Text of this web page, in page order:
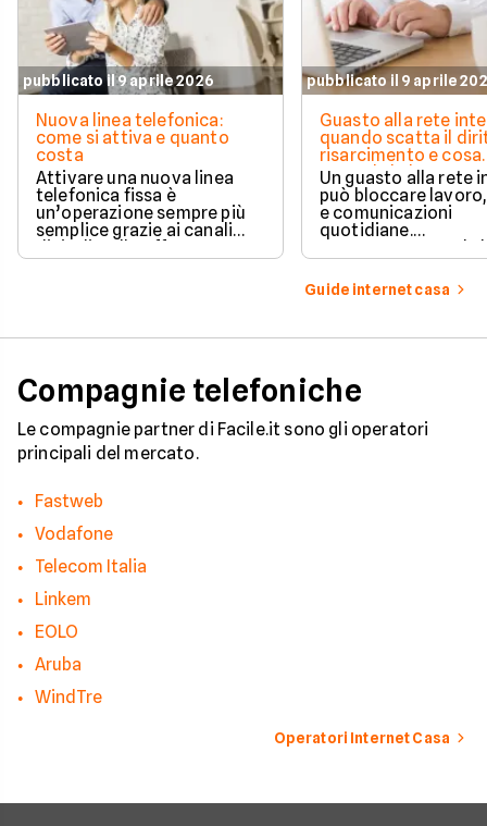
pubblicato il 9 aprile 2026
Nuova linea telefonica:
come si attiva e quanto
costa
Attivare una nuova linea
telefonica fissa è
un’operazione sempre più
semplice grazie ai canali
digitali e alle offerte
integrate con internet casa.
pubblicato il 9 aprile
Guasto alla rete
quando scatta il
risarcimento e cosa
prevede la legge
Un guasto alla rete
può bloccare
e comunicazioni
quotidiane.
Fortunatamente, la
prevede strumenti
per ottenere un
risarcimento in
Guide internet casa
Compagnie telefoniche
Le compagnie partner di Facile.it sono gli operatori
principali del mercato.
Fastweb
Vodafone
Telecom Italia
Linkem
EOLO
Aruba
WindTre
Operatori Internet Casa